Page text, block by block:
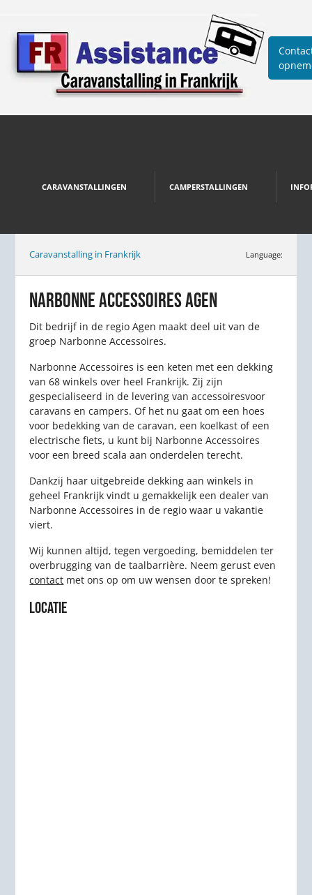
CARAVANSTALLINGEN CAMPERSTALLINGEN
Caravanstalling in Frankrijk Language:
NARBONNE ACCESSOIRES AGEN
Dit bedrijf in de regio Agen maakt deel uit van de
groep Narbonne Accessoires.
Narbonne Accessoires is een keten met een dekking
van 68 winkels over heel Frankrijk. Zij zijn
gespecialiseerd in de levering van accessoiresvoor
caravans en campers. Of het nu gaat om een hoes
voor bedekking van de caravan, een koelkast of een
electrische fiets, u kunt bij Narbonne Accessoires
voor een breed scala aan onderdelen terecht.
Dankzij haar uitgebreide dekking aan winkels in
geheel Frankrijk vindt u gemakkelijk een dealer van
Narbonne Accessoires in de regio waar u vakantie
viert.
Wij kunnen altijd, tegen vergoeding, bemiddelen ter
overbrugging van de taalbarrière. Neem gerust even
contact met ons op om uw wensen door te spreken!
LOCATIE